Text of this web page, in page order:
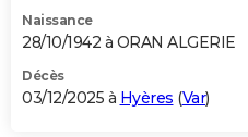
Naissance
28/10/1942 à ORAN ALGERIE
Décès
03/12/2025 à Hyères (Var)